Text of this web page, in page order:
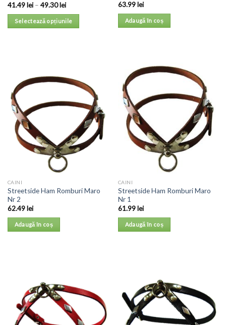
41.49lei– 49.30lei
Selectează opțiunile
63.99lei
Adaugă în coș
CAINI
Streetside Ham Romburi Maro
Nr 2
62.49lei
Adaugă în coș
CAINI
Streetside Ham Romburi Maro
Nr 1
61.99lei
Adaugă în coș